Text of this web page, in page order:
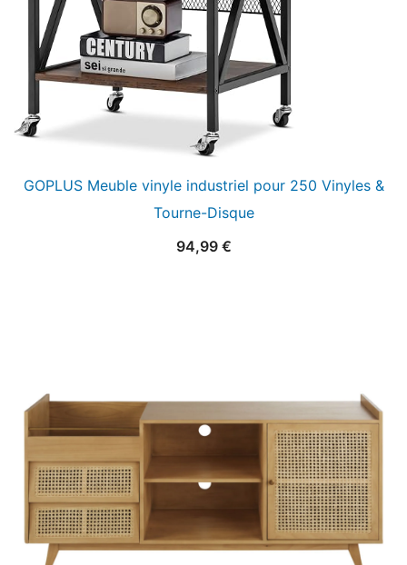
GOPLUS Meuble vinyle industriel pour 250 Vinyles &
Tourne-Disque
94,99 €